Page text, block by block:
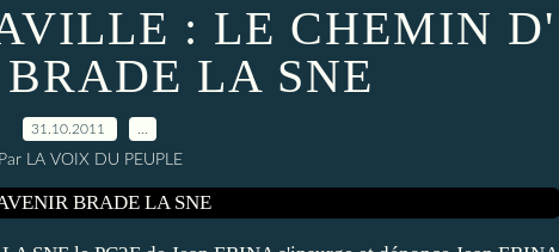
: LE CHEMIN D'
LA SNE
31.10.2011
Par LA VOIX DU PEUPLE